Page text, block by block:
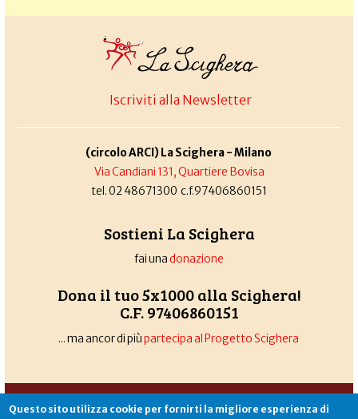
Iscriviti alla Newsletter
(circolo ARCI) La Scighera - Milano
Via Candiani 131, Quartiere Bovisa
tel. 02 48671300 c.f.97406860151
Sostieni La Scighera
fai unadonazione
Dona il tuo 5x1000 alla Scighera!
C.F. 97406860151
... ma ancor di piùpartecipa al Progetto Scighera
Questo sito utilizza cookie per fornirti la migliore esperienza di